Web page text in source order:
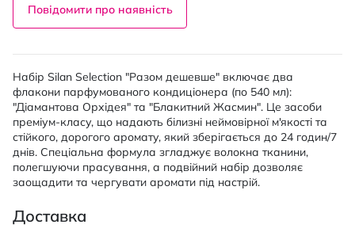
Повідомити про наявність
Набір Silan Selection "Разом дешевше" включає два
флакони парфумованого кондиціонера (по 540 мл):
"Діамантова Орхідея" та "Блакитний Жасмин". Це засоби
преміум-класу, що надають білизні неймовірної м'якості та
стійкого, дорогого аромату, який зберігається до 24 годин/7
днів. Спеціальна формула згладжує волокна тканини,
полегшуючи прасування, а подвійний набір дозволяє
заощадити та чергувати аромати під настрій.
Доставка